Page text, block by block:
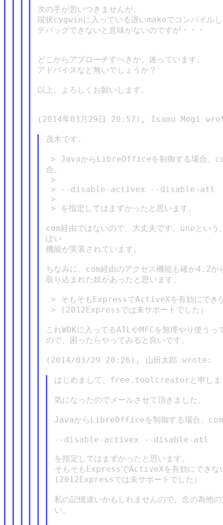
次の手が思いつきませんが、
現状cygwinに入っている遅いmakeでコンパイル
デバッグできないと意味がないのですが・・・
どこからアプローチすべきか、迷っています。
アドバイスなど無いでしょうか？
以上、よろしくお願いします。
(2014年03月29日 20:57), Isamu Mogi
茂木です。
> JavaからLibreOfficeを制御する場合、
合、
>
> --disable-activex --disable-atl
>
> を指定してはまずかったと思います。
com経由ではないので、大丈夫です。unoとい
ぽい
機能が実装されています。
ちなみに、com経由のアクセス機能も確か4.2か
取り込まれた奴があったと思います。
> そもそもExpressでActiveXを有効にでき
> (2012Expressでは未サポートでした）
これWDKに入ってるATLやMFCを無理やり使う
ので、困ったらやってみると良いです。
(2014/03/29 20:26), 山田太郎 wrote:
はじめまして、free.toolcreatorと申しま
気になったのでメールさせて頂きました。
JavaからLibreOfficeを制御する場合、com
--disable-activex --disable-atl
を指定してはまずかったと思います。
そもそもExpressでActiveXを有効にできな
(2012Expressでは未サポートでした）
私の記憶違いかもしれませんので、念の為他
い。